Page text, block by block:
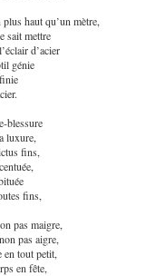
haut qu’un mètre,
sait mettre
d’acier
génie
blessure
luxure,
fins,
fins,
pas maigre,
pas aigre,
en tout petit,
en fête,